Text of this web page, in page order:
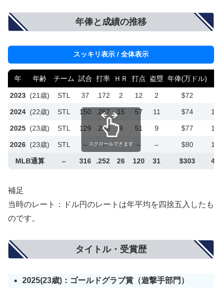
年俸と成績の推移
スッキリ表示 / 全体表示
年 年齢 チーム 試合 打率 ＨＲ 打点 盗塁 年俸(万ドル)
2023 (21歳) STL 37 .172 2 12 2 $72
2024 (22歳) STL 150 .267 15 57 11 $74 1
2025 (23歳) STL 129 .253 9 51 9 $77 1
2026 (23歳) STL – – – – – $80 1
MLB通算 – 316 .252 26 120 31 $303 4
スクロールできます
補足
当時のレート：ドル円のレートは年平均を四捨五入したも
のです。
タイトル・受賞歴
2025(23歳)：ゴールドグラブ賞（遊撃手部門）